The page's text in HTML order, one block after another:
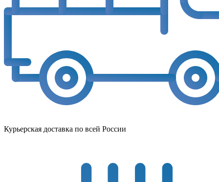
Курьерская доставка по всей России